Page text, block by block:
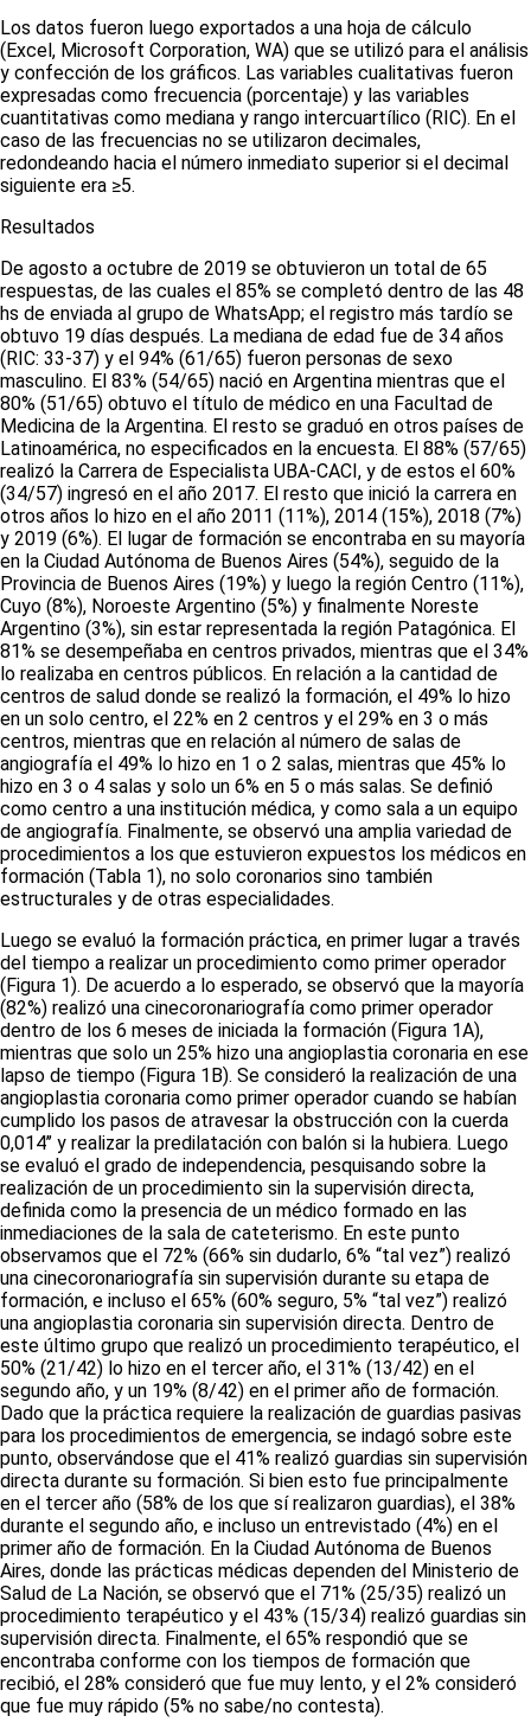
Los datos fueron luego exportados a una hoja de cálculo
( Excel, Microsoft Corporation, WA) que se utilizó para el análisis
y confección de los gráficos. Las variables cualitativas fueron
expresadas como frecuencia (porcentaje) y las variables
cuantitativas como mediana y rango intercuartílico (RIC). En el
caso de las frecuencias no se utilizaron decimales,
redondeando hacia el número inmediato superior si el decimal
siguiente era ≥5.
Resultados
De agosto a octubre de 2019 se obtuvieron un total de 65
respuestas, de las cuales el 85% se completó dentro de las 48
hs de enviada al grupo de WhatsApp; el registro más tardío se
obtuvo 19 días después. La mediana de edad fue de 34 años
(RIC: 33-37) y el 94% (61/65) fueron personas de sexo
masculino. El 83% (54/65) nació en Argentina mientras que el
80% (51/65) obtuvo el título de médico en una Facultad de
Medicina de la Argentina. El resto se graduó en otros países de
Latinoamérica, no especificados en la encuesta. El 88% (57/65)
realizó la Carrera de Especialista UBA-CACI, y de estos el 60%
(34/57) ingresó en el año 2017. El resto que inició la carrera en
otros años lo hizo en el año 2011 (11%), 2014 (15%), 2018 (7%)
y 2019 (6%). El lugar de formación se encontraba en su mayoría
en la Ciudad Autónoma de Buenos Aires (54%), seguido de la
Provincia de Buenos Aires (19%) y luego la región Centro (11%),
Cuyo (8%), Noroeste Argentino (5%) y finalmente Noreste
Argentino (3%), sin estar representada la región Patagónica. El
81% se desempeñaba en centros privados, mientras que el 34%
lo realizaba en centros públicos. En relación a la cantidad de
centros de salud donde se realizó la formación, el 49% lo hizo
en un solo centro, el 22% en 2 centros y el 29% en 3 o más
centros, mientras que en relación al número de salas de
angiografía el 49% lo hizo en 1 o 2 salas, mientras que 45% lo
hizo en 3 o 4 salas y solo un 6% en 5 o más salas. Se definió
como centro a una institución médica, y como sala a un equipo
de angiografía. Finalmente, se observó una amplia variedad de
procedimientos a los que estuvieron expuestos los médicos en
formación (Tabla 1), no solo coronarios sino también
estructurales y de otras especialidades.
Luego se evaluó la formación práctica, en primer lugar a través
del tiempo a realizar un procedimiento como primer operador
(Figura 1). De acuerdo a lo esperado, se observó que la mayoría
(82%) realizó una cinecoronariografía como primer operador
dentro de los 6 meses de iniciada la formación (Figura 1A),
mientras que solo un 25% hizo una angioplastia coronaria en ese
lapso de tiempo (Figura 1B). Se consideró la realización de una
angioplastia coronaria como primer operador cuando se habían
cumplido los pasos de atravesar la obstrucción con la cuerda
0,014’’ y realizar la predilatación con balón si la hubiera. Luego
se evaluó el grado de independencia, pesquisando sobre la
realización de un procedimiento sin la supervisión directa,
definida como la presencia de un médico formado en las
inmediaciones de la sala de cateterismo. En este punto
observamos que el 72% (66% sin dudarlo, 6% “tal vez”) realizó
una cinecoronariografía sin supervisión durante su etapa de
formación, e incluso el 65% (60% seguro, 5% “tal vez”) realizó
una angioplastia coronaria sin supervisión directa. Dentro de
este último grupo que realizó un procedimiento terapéutico, el
50% (21/42) lo hizo en el tercer año, el 31% (13/42) en el
segundo año, y un 19% (8/42) en el primer año de formación.
Dado que la práctica requiere la realización de guardias pasivas
para los procedimientos de emergencia, se indagó sobre este
punto, observándose que el 41% realizó guardias sin supervisión
directa durante su formación. Si bien esto fue principalmente
en el tercer año (58% de los que sí realizaron guardias), el 38%
durante el segundo año, e incluso un entrevistado (4%) en el
primer año de formación. En la Ciudad Autónoma de Buenos
Aires, donde las prácticas médicas dependen del Ministerio de
Salud de La Nación, se observó que el 71% (25/35) realizó un
procedimiento terapéutico y el 43% (15/34) realizó guardias sin
supervisión directa. Finalmente, el 65% respondió que se
encontraba conforme con los tiempos de formación que
recibió, el 28% consideró que fue muy lento, y el 2% consideró
que fue muy rápido (5% no sabe/no contesta).